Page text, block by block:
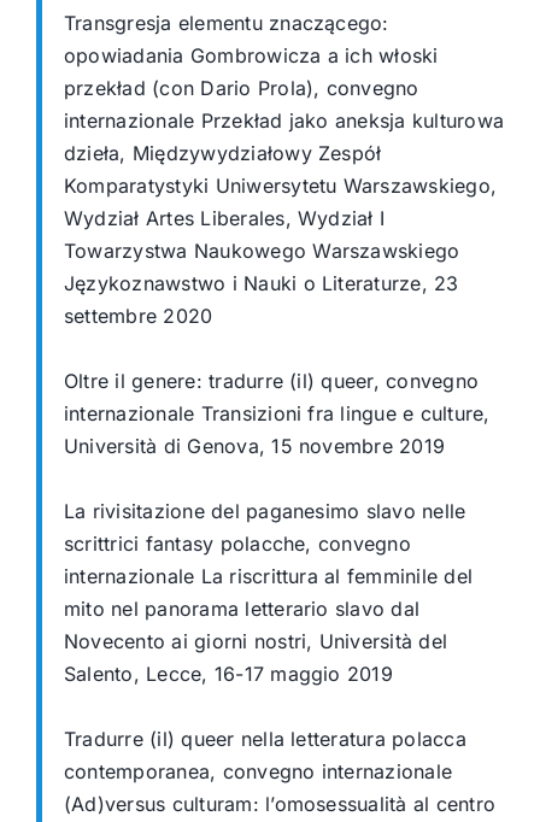
Transgresja elementu znaczącego:
opowiadania Gombrowicza a ich włoski
przekład (con Dario Prola), convegno
internazionale Przekład jako aneksja kulturowa
dzieła, Międzywydziałowy Zespół
Komparatystyki Uniwersytetu Warszawskiego,
Wydział Artes Liberales, Wydział I
Towarzystwa Naukowego Warszawskiego
Językoznawstwo i Nauki o Literaturze, 23
settembre 2020
Oltre il genere: tradurre (il) queer, convegno
internazionale Transizioni fra lingue e culture,
Università di Genova, 15 novembre 2019
La rivisitazione del paganesimo slavo nelle
scrittrici fantasy polacche, convegno
internazionale La riscrittura al femminile del
mito nel panorama letterario slavo dal
Novecento ai giorni nostri, Università del
Salento, Lecce, 16-17 maggio 2019
Tradurre (il) queer nella letteratura polacca
contemporanea, convegno internazionale
(Ad)versus culturam: l’omosessualità al centro